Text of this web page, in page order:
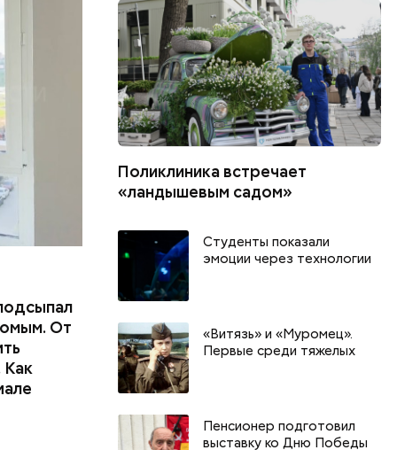
День разглядывания
День
От
в
Поликлиника встречает
«ландышевым садом»
Студенты показали
эмоции через технологии
«Витязь» и «Муромец».
Первые среди тяжелых
Пенсионер подготовил
выставку ко Дню Победы